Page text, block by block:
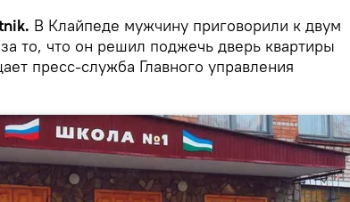
В Клайпеде мужчину приговорили к двум
то, что он решил поджечь дверь квартиры
пресс-служба Главного управления